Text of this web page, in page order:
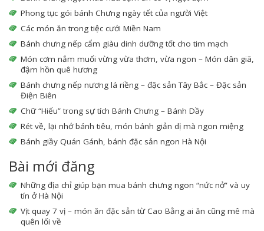
Phong tục gói bánh Chưng ngày tết của người Việt
Các món ăn trong tiệc cưới Miền Nam
Bánh chưng nếp cẩm giàu dinh dưỡng tốt cho tim mạch
Món cơm nắm muối vừng vừa thơm, vừa ngon – Món dân giã,
đậm hồn quê hương
Bánh chưng nếp nương lá riềng – đặc sản Tây Bắc – Đặc sản
Điện Biên
Chữ “Hiếu” trong sự tích Bánh Chưng – Bánh Dầy
Rét về, lại nhớ bánh tiêu, món bánh giản dị mà ngon miệng
Bánh giầy Quán Gánh, bánh đặc sản ngon Hà Nội
Bài mới đăng
Những địa chỉ giúp bạn mua bánh chưng ngon “nức nở” và uy
tín ở Hà Nội
Vịt quay 7 vị – món ăn đặc sản từ Cao Bằng ai ăn cũng mê mà
quên lối về